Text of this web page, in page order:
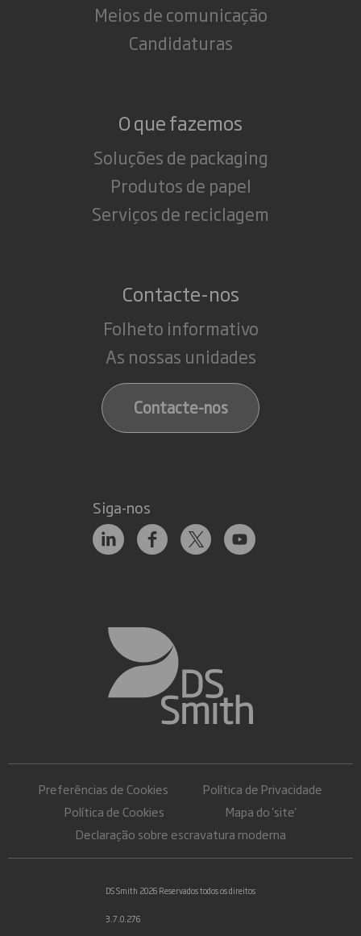
Meios de comunicação
Candidaturas
O que fazemos
Soluções de packaging
Produtos de papel
Serviços de reciclagem
Contacte-nos
Folheto informativo
As nossas unidades
Contacte-nos
Siga-nos
Preferências de Cookies
Política de Privacidade
Política de Cookies
Mapa do 'site'
Declaração sobre escravatura moderna
DS Smith 2026 Reservados todos os direitos
3.7.0.276